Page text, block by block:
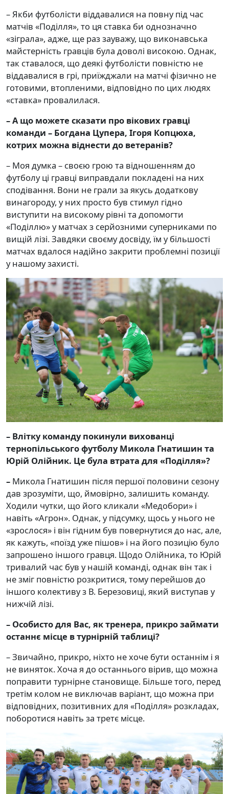
– Якби футболісти віддавалися на повну під час
матчів «Поділля», то ця ставка би однозначно
«зіграла», адже, ще раз зауважу, що виконавська
майстерність гравців була доволі високою. Однак,
так ставалося, що деякі футболісти повністю не
віддавалися в грі, приїжджали на матчі фізично не
готовими, втопленими, відповідно по цих людях
«ставка» провалилася.
–А що можете сказати про вікових гравці
команди – Богдана Цупера, Ігоря Копцюха,
котрих можна віднести до ветеранів?
– Моя думка – своєю грою та відношенням до
футболу ці гравці виправдали покладені на них
сподівання. Вони не грали за якусь додаткову
винагороду, у них просто був стимул гідно
виступити на високому рівні та допомогти
«Поділлю» у матчах з серйозними суперниками по
вищій лізі. Завдяки своєму досвіду, їм у більшості
матчах вдалося надійно закрити проблемні позиції
у нашому захисті.
– Влітку команду покинули вихованці
тернопільського футболу Микола Гнатишин та
Юрій Олійник. Це була втрата для «Поділля»?
– Микола Гнатишин після першої половини сезону
дав зрозуміти, що, ймовірно, залишить команду.
Ходили чутки, що його кликали «Медобори» і
навіть «Агрон». Однак, у підсумку, щось у нього не
«зрослося» і він гідним був повернутися до нас, але,
як кажуть, «поїзд уже пішов» і на його позицію було
запрошено іншого гравця. Щодо Олійника, то Юрій
тривалий час був у нашій команді, однак він так і
не зміг повністю розкритися, тому перейшов до
іншого колективу з В. Березовиці, який виступав у
нижчій лізі.
– Особисто для Вас, як тренера, прикро займати
останнє місце в турнірній таблиці?
– Звичайно, прикро, ніхто не хоче бути останнім і я
не виняток. Хоча я до останнього вірив, що можна
поправити турнірне становище. Більше того, перед
третім колом не виключав варіант, що можна при
відповідних, позитивних для «Поділля» розкладах,
поборотися навіть за третє місце.